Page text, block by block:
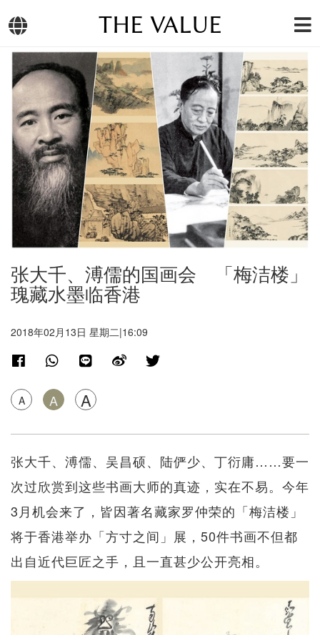
THE VALUE
张大千、溥儒的国画会 「梅洁楼」
瑰藏水墨临香港
2018年02月13日 星期二|16:09
A A A
张大千、溥儒、吴昌硕、陆俨少、丁衍庸……要一
次过欣赏到这些书画大师的真迹，实在不易。今年
3月机会来了，皆因著名藏家罗仲荣的「梅洁楼」
将于香港举办「方寸之间」展，50件书画不但都
出自近代巨匠之手，且一直甚少公开亮相。